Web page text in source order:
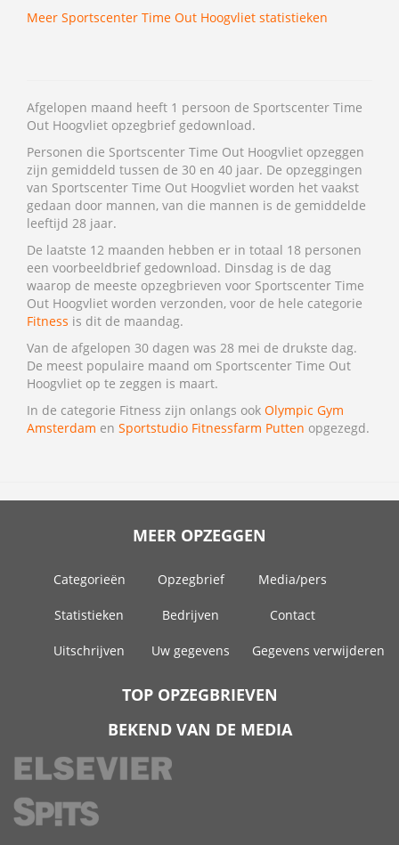
Meer Sportscenter Time Out Hoogvliet statistieken
Afgelopen maand heeft 1 persoon de Sportscenter Time
Out Hoogvliet opzegbrief gedownload.
Personen die Sportscenter Time Out Hoogvliet opzeggen
zijn gemiddeld tussen de 30 en 40 jaar. De opzeggingen
van Sportscenter Time Out Hoogvliet worden het vaakst
gedaan door mannen, van die mannen is de gemiddelde
leeftijd 28 jaar.
De laatste 12 maanden hebben er in totaal 18 personen
een voorbeeldbrief gedownload. Dinsdag is de dag
waarop de meeste opzegbrieven voor Sportscenter Time
Out Hoogvliet worden verzonden, voor de hele categorie
Fitness is dit de maandag.
Van de afgelopen 30 dagen was 28 mei de drukste dag.
De meest populaire maand om Sportscenter Time Out
Hoogvliet op te zeggen is maart.
In de categorie Fitness zijn onlangs ook Olympic Gym
Amsterdam en Sportstudio Fitnessfarm Putten opgezegd.
MEER OPZEGGEN
Categorieën Opzegbrief Media/pers
Statistieken Bedrijven Contact
Uitschrijven Uw gegevens Gegevens verwijderen
TOP OPZEGBRIEVEN
BEKEND VAN DE MEDIA